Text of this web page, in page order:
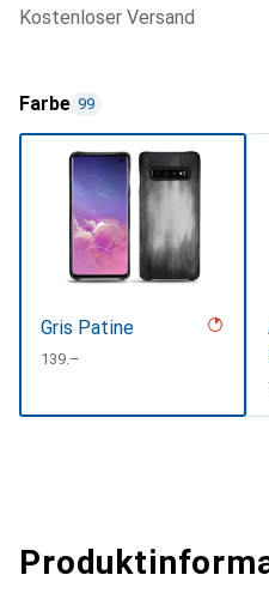
kostenloser Versand
Farbe 99
Gris Patine
CHF
139.–